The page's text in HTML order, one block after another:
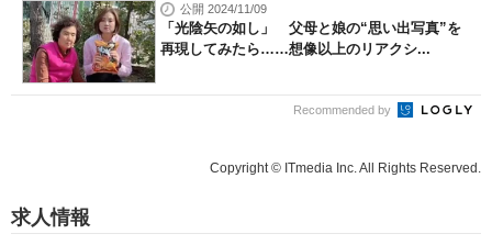
公開 2024/11/09
「光陰矢の如し」 父母と娘の“思い出写真”を
再現してみたら……想像以上のリアクシ...
Recommended by
Copyright © ITmedia Inc. All Rights Reserved.
求人情報